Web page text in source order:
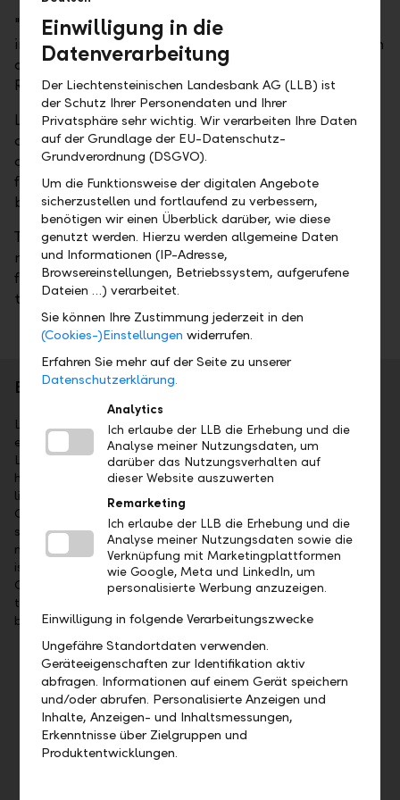
"The strong interest in our bond issuance confirms
investors' confidence in our strategy and the strength
of our business model," said Group CEO Christoph
Reich, commenting on the successful issue.
LLB has a Tier 1 ratio of 19.0 per cent and equity
capital of CHF 2.4 billion, demonstrating its solid
capital base. The Moody’s deposit rating of Aa2
further underscores the financial strength of the
bank.
The term of the bond is ten years, the yield on
maturity is 1.3525 per cent. The bond will be listed
from 9 April 2026 on SIX (ISIN: CH1515238538) and
traded on the secondary market.
Brief portrait
Liechtensteinische Landesbank AG (LLB) is the longest
established financial institute in the Principality of
Liechtenstein. The majority of the company’s share capital is
held by the Principality of Liechtenstein. LLB’s shares are
listed on the SIX Swiss Exchange (symbol: LLBN). The LLB
Group offers its clients comprehensive wealth management
services as a universal bank, in private banking, asset
management and fund services. With 1'523 employees, LLB
is represented in Liechtenstein, Switzerland, Austria,
Germany, Dubai and Abu Dhabi. As per 31 December 2025,
the business volume of the LLB Group stood at CHF 125.9
billion.
Important dates
Wednesday, 19 August 2026, presentation of the
2026 interim business result
Friday, 23 April 2027, 35th ordinary General Meeting
Einwilligung in die
Datenverarbeitung
Der Liechtensteinischen Landesbank AG (LLB) ist
der Schutz Ihrer Personendaten und Ihrer
Privatsphäre sehr wichtig. Wir verarbeiten Ihre Daten
auf der Grundlage der EU-Datenschutz-
Grundverordnung (DSGVO).
Um die Funktionsweise der digitalen Angebote
sicherzustellen und fortlaufend zu verbessern,
benötigen wir einen Überblick darüber, wie diese
genutzt werden. Hierzu werden allgemeine Daten
und Informationen (IP-Adresse,
Browsereinstellungen, Betriebssystem, aufgerufene
Dateien …) verarbeitet.
Sie können Ihre Zustimmung jederzeit in den
(Cookies-)Einstellungen widerrufen.
Erfahren Sie mehr auf der Seite zu unserer
Datenschutzerklärung.
Analytics
Ich erlaube der LLB die Erhebung und die
Analyse meiner Nutzungsdaten, um
darüber das Nutzungsverhalten auf
dieser Website auszuwerten
Remarketing
Ich erlaube der LLB die Erhebung und die
Analyse meiner Nutzungsdaten sowie die
Verknüpfung mit Marketingplattformen
wie Google, Meta und LinkedIn, um
personalisierte Werbung anzuzeigen.
Einwilligung in folgende Verarbeitungszwecke
Ungefähre Standortdaten verwenden.
Geräteeigenschaften zur Identifikation aktiv
abfragen. Informationen auf einem Gerät speichern
und/oder abrufen. Personalisierte Anzeigen und
Inhalte, Anzeigen- und Inhaltsmessungen,
Erkenntnisse über Zielgruppen und
Produktentwicklungen.